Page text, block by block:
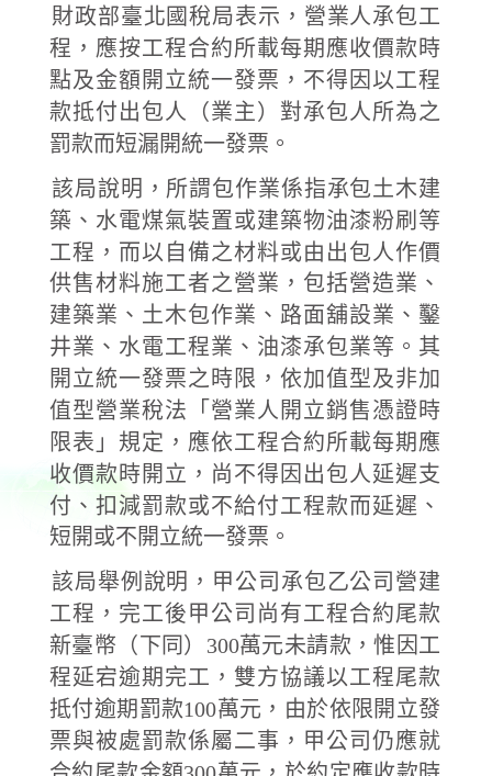
財政部臺北國稅局表示，營業人承包工
程，應按工程合約所載每期應收價款時
點及金額開立統一發票，不得因以工程
款抵付出包人（業主）對承包人所為之
罰款而短漏開統一發票。
該局說明，所謂包作業係指承包土木建
築、水電煤氣裝置或建築物油漆粉刷等
工程，而以自備之材料或由出包人作價
供售材料施工者之營業，包括營造業、
建築業、土木包作業、路面舖設業、鑿
井業、水電工程業、油漆承包業等。其
開立統一發票之時限，依加值型及非加
值型營業稅法「營業人開立銷售憑證時
限表」規定，應依工程合約所載每期應
收價款時開立，尚不得因出包人延遲支
付、扣減罰款或不給付工程款而延遲、
短開或不開立統一發票。
該局舉例說明，甲公司承包乙公司營建
工程，完工後甲公司尚有工程合約尾款
新臺幣（下同）300萬元未請款，惟因工
程延宕逾期完工，雙方協議以工程尾款
抵付逾期罰款100萬元，由於依限開立發
票與被處罰款係屬二事，甲公司仍應就